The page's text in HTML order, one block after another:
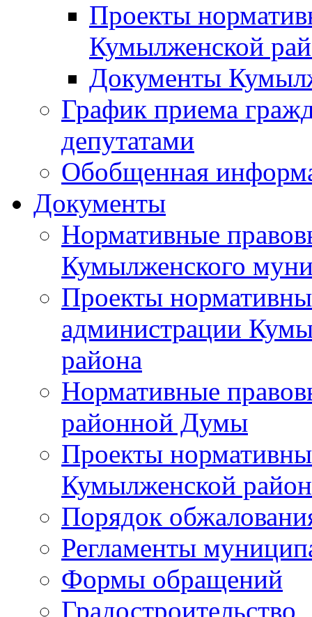
Проекты
Кумылженской
Документы
График приема
депутатами
Обобщенная
Документы
Нормативные
Кумылженского
Проекты
администрации
района
Нормативные
районной Думы
Проекты
Кумылженской
Порядок
Регламенты
Формы обращений
Градостроительство